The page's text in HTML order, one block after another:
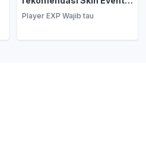
Player EXP Wajib tau